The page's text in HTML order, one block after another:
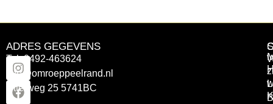
ADRES GEGEVENS
Tel: 0492-463624
info@omroeppeelrand.nl
Otterweg 25 5741BC